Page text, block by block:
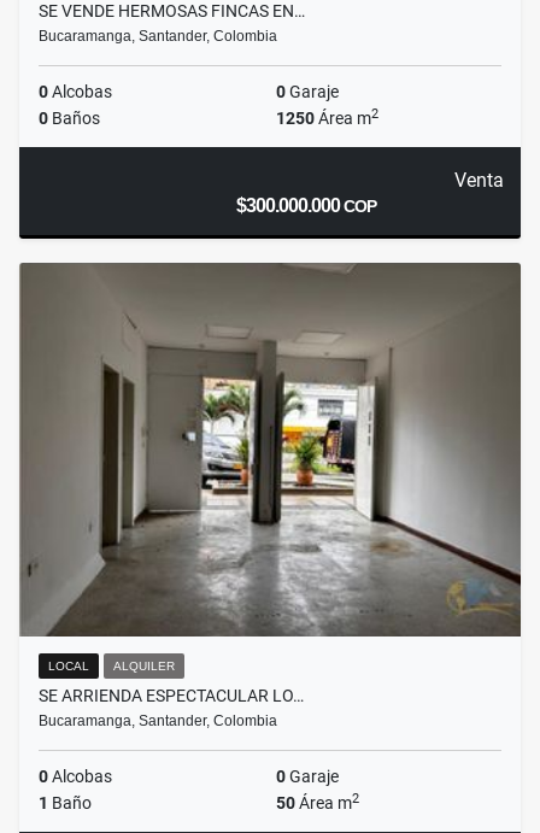
SE VENDE HERMOSAS FINCAS EN…
Bucaramanga, Santander, Colombia
0Alcobas 0Garaje
0 Baños 1250Área m2
Venta
$300.000.000COP
LOCAL ALQUILER
SE ARRIENDA ESPECTACULAR LO…
Bucaramanga, Santander, Colombia
0Alcobas 0Garaje
1 Baño 50Área m2